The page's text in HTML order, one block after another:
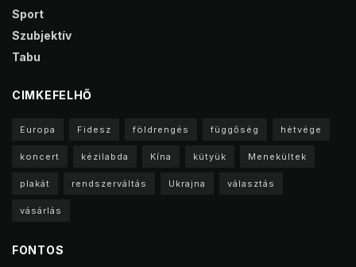
Sport
Szubjektív
Tabu
CIMKEFELHŐ
Europa Fidesz földrengés függőség hétvége
koncert kézilabda Kína kütyük Menekültek
plakát rendszerváltás Ukrajna választás
vásárlás
FONTOS